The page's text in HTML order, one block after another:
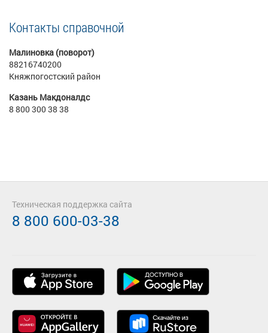
Контакты справочной
Малиновка (поворот)
88216740200
Княжпогостский район
Казань Макдоналдс
8 800 300 38 38
Техническая поддержка сайта
8 800 600-03-38